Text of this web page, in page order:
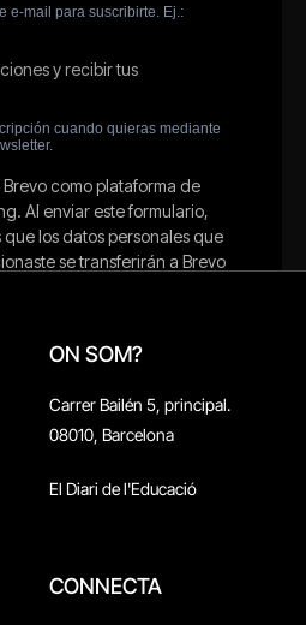
ON SOM?
Carrer Bailén 5, principal.
08010, Barcelona
El Diari de l'Educació
CONNECTA